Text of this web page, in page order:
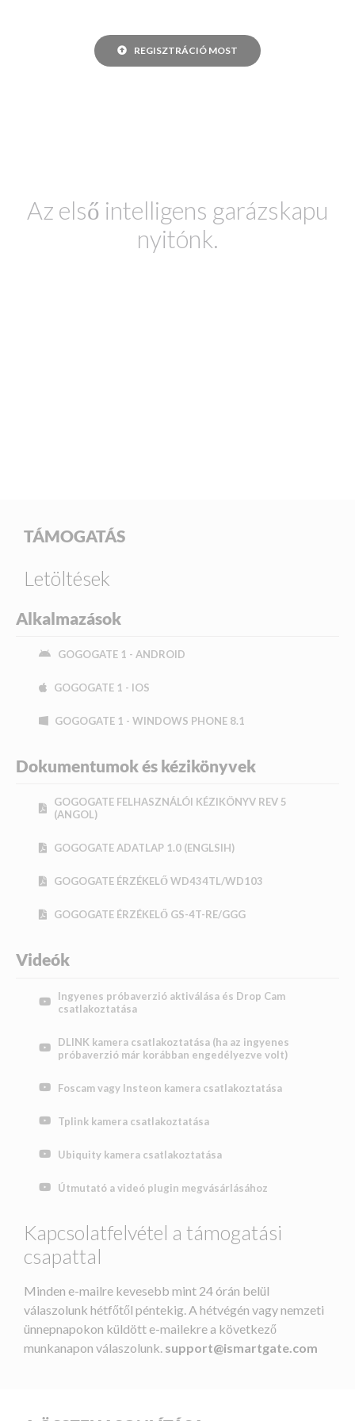
REGISZTRÁCIÓ MOST
Az első intelligens garázskapu
nyitónk.
TÁMOGATÁS
Letöltések
Alkalmazások
GOGOGATE 1 - ANDROID
GOGOGATE 1 - IOS
GOGOGATE 1 - WINDOWS PHONE 8.1
Dokumentumok és kézikönyvek
GOGOGATE FELHASZNÁLÓI KÉZIKÖNYV REV 5
(ANGOL)
GOGOGATE ADATLAP 1.0 (ENGLSIH)
GOGOGATE ÉRZÉKELŐ WD434TL/WD103
GOGOGATE ÉRZÉKELŐ GS-4T-RE/GGG
Videók
Ingyenes próbaverzió aktiválása és Drop Cam
csatlakoztatása
DLINK kamera csatlakoztatása (ha az ingyenes
próbaverzió már korábban engedélyezve volt)
Foscam vagy Insteon kamera csatlakoztatása
Tplink kamera csatlakoztatása
Ubiquity kamera csatlakoztatása
Útmutató a videó plugin megvásárlásához
Kapcsolatfelvétel a támogatási
csapattal
Minden e-mailre kevesebb mint 24 órán belül
válaszolunk hétfőtől péntekig. A hétvégén vagy nemzeti
ünnepnapokon küldött e-mailekre a következő
munkanapon válaszolunk. support@ismartgate.com